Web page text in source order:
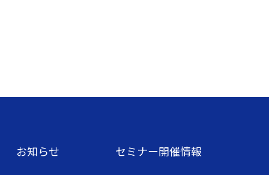
お知らせ セミナー開催情報